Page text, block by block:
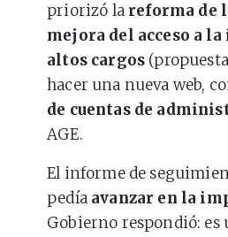
priorizó la reforma de
mejora del acceso a
altos cargos
hacer una nueva web,
de cuentas de
AGE.
El informe de
pedía avanzar en la
Gobierno respondió: es